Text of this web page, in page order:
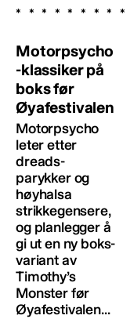
Motorpsycho
-klassiker på
boks før
Øyafestivalen
Motorpsycho
leter etter
dreads-
parykker og
høyhalsa
strikkegensere,
og planlegger å
gi ut en ny boks-
variant av
Timothy’s
Monster før
Øyafestivalen...